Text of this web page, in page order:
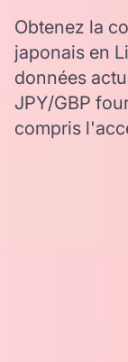
Obtenez la
japonais en
données
JPY/GBP
compris